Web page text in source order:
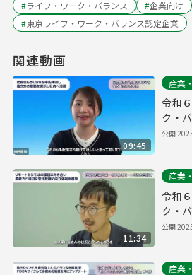
#ライフ・ワーク・バランス #企業向け
#東京ライフ・ワーク・バランス認定企業
関連動画
09:45
産業
令和
ク・
イウ
公開
11:34
産業
令和
ク・
会社
公開
産業